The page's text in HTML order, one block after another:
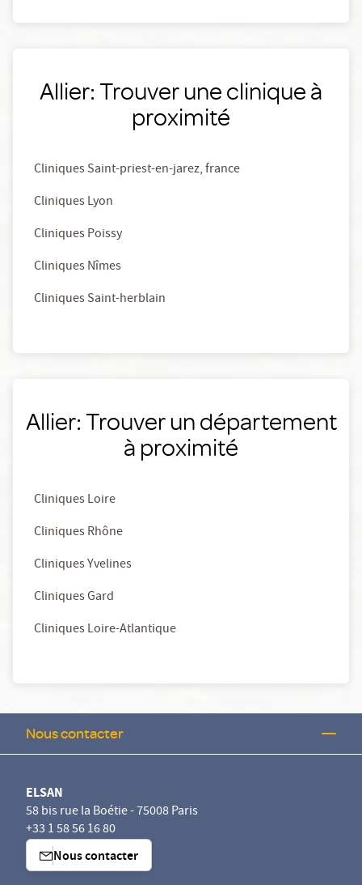
Allier: Trouver une clinique à
proximité
Cliniques Saint-priest-en-jarez, france
Cliniques Lyon
Cliniques Poissy
Cliniques Nîmes
Cliniques Saint-herblain
Allier: Trouver un département
à proximité
Cliniques Loire
Cliniques Rhône
Cliniques Yvelines
Cliniques Gard
Cliniques Loire-Atlantique
Nous contacter
ELSAN
58 bis rue la Boétie - 75008 Paris
+33 1 58 56 16 80
Nous contacter